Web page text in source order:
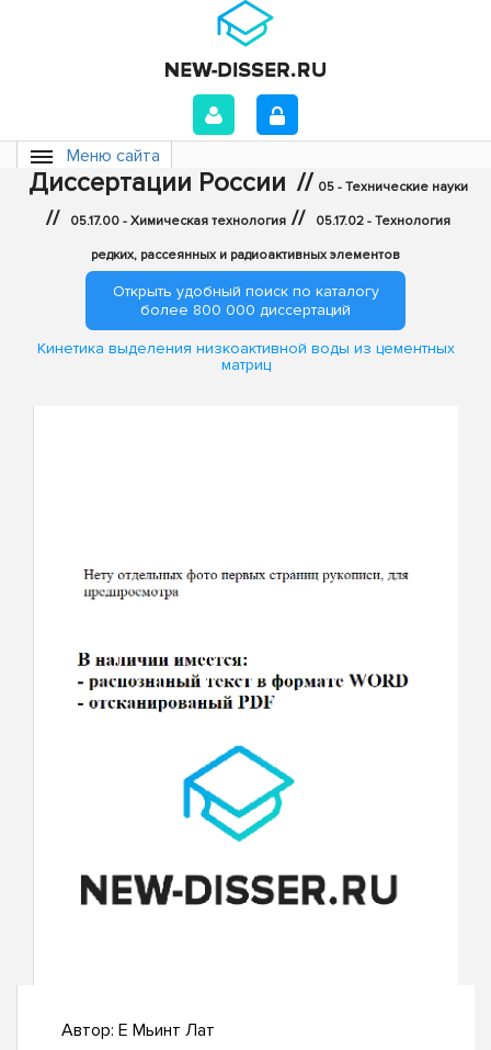
Меню сайта
Диссертации России // 05 - Технические науки
// 05.17.00 - Химическая технология // 05.17.02 - Технология
редких, рассеянных и радиоактивных элементов
Открыть удобный поиск по каталогу
более 800 000 диссертаций
Кинетика выделения низкоактивной воды из цементных
матриц
Автор: Е Мьинт Лат